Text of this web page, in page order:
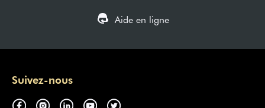
Aide en ligne
Suivez-nous